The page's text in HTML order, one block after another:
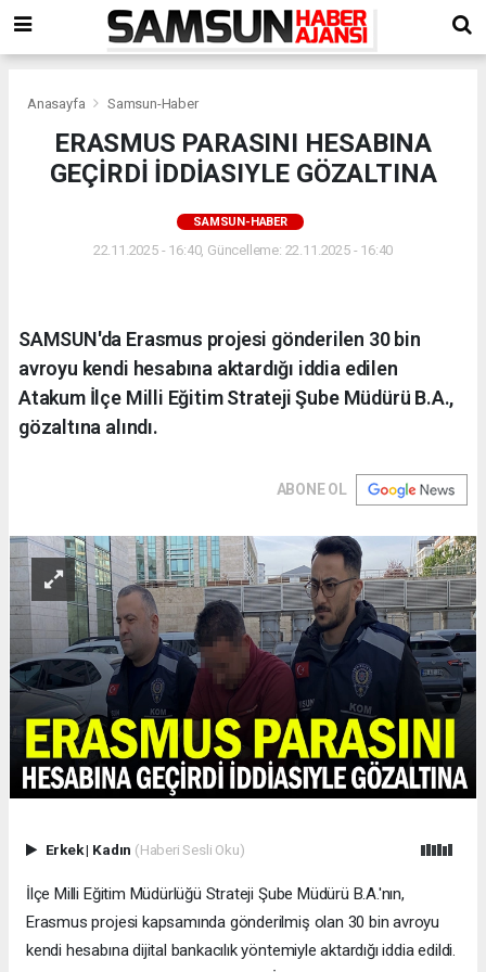
Anasayfa Samsun-Haber
ERASMUS PARASINI HESABINA
GEÇİRDİ İDDİASIYLE GÖZALTINA
SAMSUN-HABER
22.11.2025 - 16:40, Güncelleme: 22.11.2025 - 16:40
SAMSUN'da Erasmus projesi gönderilen 30 bin
avroyu kendi hesabına aktardığı iddia edilen
Atakum İlçe Milli Eğitim Strateji Şube Müdürü B.A.,
gözaltına alındı.
ABONE OL
Erkek| Kadın (Haberi Sesli Oku)
İlçe Milli Eğitim Müdürlüğü Strateji Şube Müdürü B.A.'nın,
Erasmus projesi kapsamında gönderilmiş olan 30 bin avroyu
kendi hesabına dijital bankacılık yöntemiyle aktardığı iddia edildi.